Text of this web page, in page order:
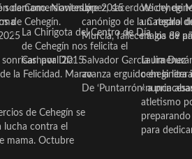
solar
de Comerciantes y
de Cehegín.
sonrisas’ por Día
la Felicidad. Marzo
de Cehegín se
lucha contra el
mama. Octubre
mano. Noviembre 2015
La Chirigota del Centro de Día
de Cehegín nos felicita el
Carnaval 2015
López, sacerdote
canónigo de la Catedral
Murcia, fallece a los 89
Salvador García Jiménez
avanza erguido en la
De ‘Puntarrón’ a
Wichy de
un regalo
magia de
Laura
ceheginera
«nunca
atletismo
para